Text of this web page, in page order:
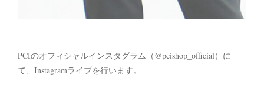
PCIのオフィシャルインスタグラム（@pcishop_official）に
て、Instagramライブを行います。